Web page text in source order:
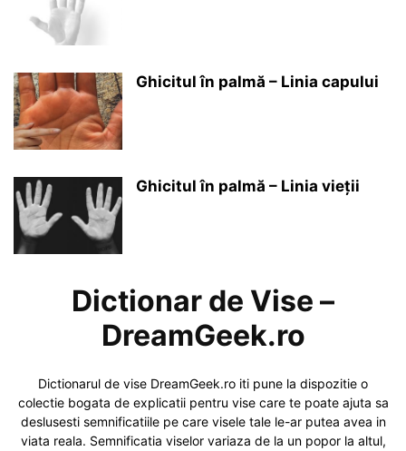
Ghicitul în palmă – Linia capului
Ghicitul în palmă – Linia vieții
Dictionar de Vise –
DreamGeek.ro
Dictionarul de vise DreamGeek.ro iti pune la dispozitie o
colectie bogata de explicatii pentru vise care te poate ajuta sa
deslusesti semnificatiile pe care visele tale le-ar putea avea in
viata reala. Semnificatia viselor variaza de la un popor la altul,